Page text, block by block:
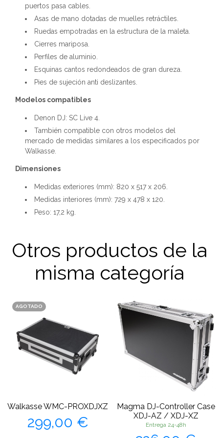
puertos pasa cables.
Asas de mano dotadas de muelles retráctiles.
Ruedas empotradas en la estructura de la maleta.
Cierres mariposa.
Perfiles de aluminio.
Esquinas cantos redondeados de gran dureza.
Pies de sujeción anti deslizantes.
Modelos compatibles
Denon DJ: SC Live 4.
También compatible con otros modelos del
mercado de medidas similares a los especificados por
Walkasse.
Dimensiones
Medidas exteriores (mm): 820 x 517 x 206.
Medidas interiores (mm): 729 x 478 x 120.
Peso: 17,2 kg.
Otros productos de la
misma categoría
AGOTADO
Walkasse WMC-PROXDJXZ
Precio
299,00 €
Magma DJ-Controller Case
XDJ-AZ / XDJ-XZ
Entrega 24-48h